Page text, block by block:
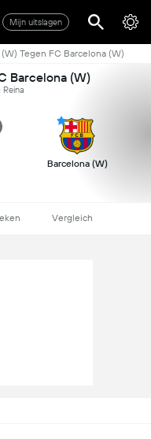
Mijn uitslagen
Tegen FC Barcelona (W)
Barcelona (W)
Reina
Barcelona (W)
Vergleich